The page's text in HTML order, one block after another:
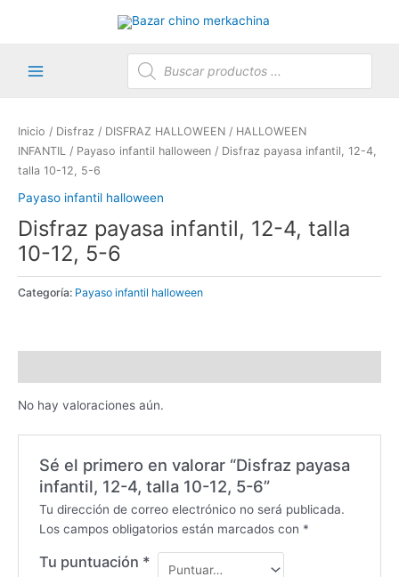
Búsqueda
de
productos
Inicio / Disfraz / DISFRAZ HALLOWEEN / HALLOWEEN
INFANTIL / Payaso infantil halloween / Disfraz payasa infantil, 12-4,
talla 10-12, 5-6
Payaso infantil halloween
Disfraz payasa infantil, 12-4, talla
10-12, 5-6
Categoría: Payaso infantil halloween
No hay valoraciones aún.
Sé el primero en valorar “Disfraz payasa
infantil, 12-4, talla 10-12, 5-6”
Tu dirección de correo electrónico no será publicada.
Los campos obligatorios están marcados con *
Tu puntuación *